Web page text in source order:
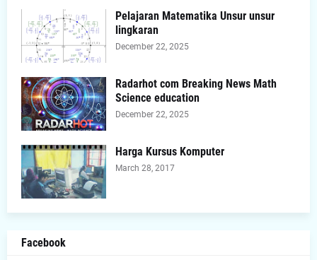
Pelajaran Matematika Unsur unsur
lingkaran
December 22, 2025
Radarhot com Breaking News Math
Science education
December 22, 2025
Harga Kursus Komputer
March 28, 2017
Facebook